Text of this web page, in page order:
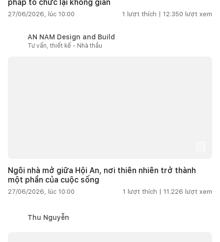
pháp tổ chức lại không gian
27/06/2026, lúc 10:00 1 lượt thích | 12.350 lượt xem
AN NAM Design and Build
Tư vấn, thiết kế - Nhà thầu
Ngôi nhà mở giữa Hội An, nơi thiên nhiên trở thành
một phần của cuộc sống
27/06/2026, lúc 10:00 1 lượt thích | 11.226 lượt xem
Thu Nguyễn